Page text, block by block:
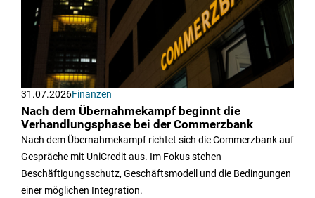
31.07.2026Finanzen
Nach dem Übernahmekampf beginnt die
Verhandlungsphase bei der Commerzbank
Nach dem Übernahmekampf richtet sich die Commerzbank auf
Gespräche mit UniCredit aus. Im Fokus stehen
Beschäftigungsschutz, Geschäftsmodell und die Bedingungen
einer möglichen Integration.